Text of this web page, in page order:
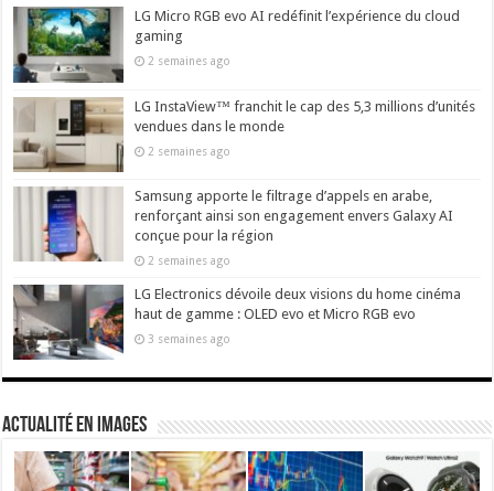
LG Micro RGB evo AI redéfinit l’expérience du cloud
gaming
2 semaines ago
LG InstaView™ franchit le cap des 5,3 millions d’unités
vendues dans le monde
2 semaines ago
Samsung apporte le filtrage d’appels en arabe,
renforçant ainsi son engagement envers Galaxy AI
conçue pour la région
2 semaines ago
LG Electronics dévoile deux visions du home cinéma
haut de gamme : OLED evo et Micro RGB evo
3 semaines ago
actualité en images